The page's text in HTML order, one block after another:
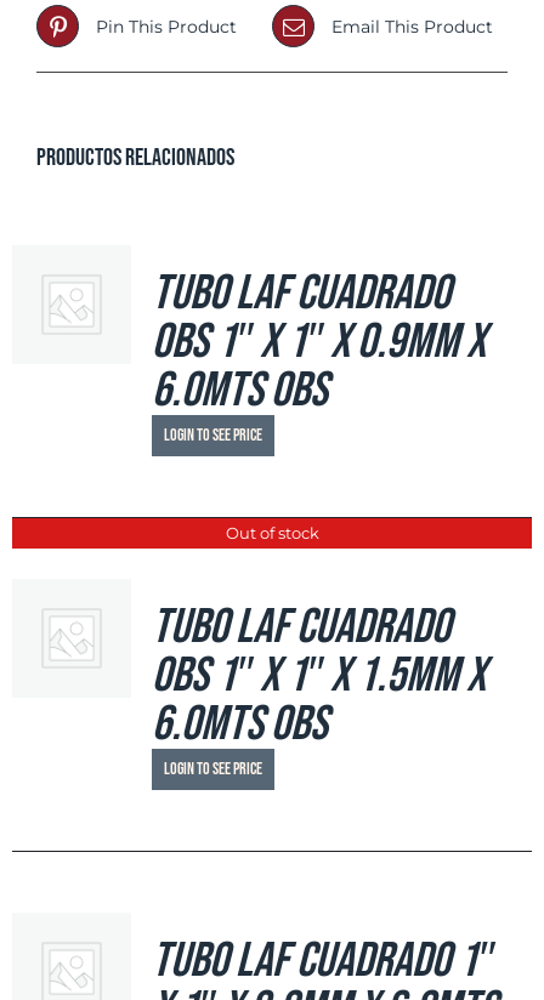
Pin This Product Email This Product
Productos relacionados
Tubo LAF Cuadrado
OBS 1″ x 1″ x 0.9mm x
6.0mts OBS
Login to see price
Out of stock
Tubo LAF Cuadrado
OBS 1″ x 1″ x 1.5mm x
6.0mts OBS
Login to see price
Tubo LAF Cuadrado 1″